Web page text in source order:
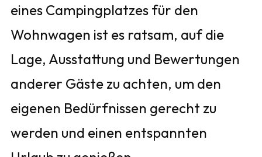
eines Campingplatzes für den
Wohnwagen ist es ratsam, auf die
Lage, Ausstattung und Bewertungen
anderer Gäste zu achten, um den
eigenen Bedürfnissen gerecht zu
werden und einen entspannten